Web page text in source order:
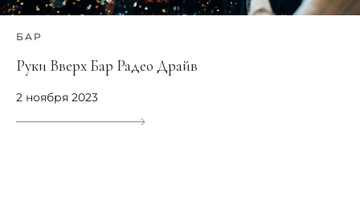
БАР
Руки Вверх Бар Радео Драйв
2 ноября 2023